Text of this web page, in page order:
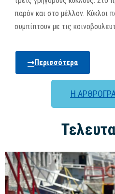
παρόν και στο μέλλον. Κύκλοι
συμπίπτουν με τις
Περισσότερα
Η